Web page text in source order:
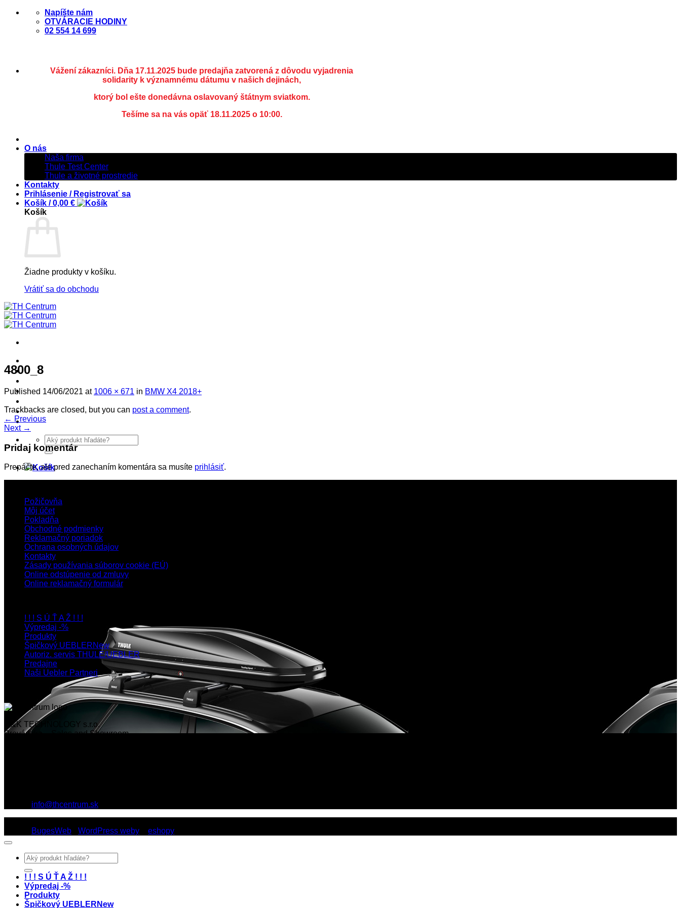
Skip
Napíšte nám
OTVÁRACIE HODINY
02 554 14 699
Vážení zákazníci. Dňa 17.11.2025 bude predajňa zatvorená z dôvodu vyjadrenia
solidarity k významnému dátumu v našich dejinách,
ktorý bol ešte donedávna oslavovaný štátnym sviatkom.
Tešíme sa na vás opäť 18.11.2025 o 10:00.
O nás
Naša firma
Thule Test Center
Thule a životné prostredie
Kontakty
Prihlásenie / Registrovať sa
Košík /0,00 €
Košík
Žiadne produkty v košíku.
Vrátiť sa do obchodu
Výpredaj -%
Špičkový UEBLER
Predajne
Naši Uebler Partneri
Hľadať:
4800_8
Published 14/06/2021 at 1006 × 671 in BMW X4 2018+
Trackbacks are closed, but you can post a comment.
← Previous
Next →
Pridaj komentár
Prepáčte, ale pred zanechaním komentára sa musíte prihlásiť.
Požičovňa
Môj účet
Pokladňa
Obchodné podmienky
Reklamačný poriadok
Ochrana osobných údajov
Kontakty
Zásady používania súborov cookie (EÚ)
Online odstúpenie od zmluvy
Online reklamačný formulár
! ! ! S Ú Ť A Ž ! ! !
Výpredaj -%
Produkty
Špičkový UEBLER
Autoriz. servis THULE/UEBLER
Predajne
Naši Uebler Partneri
M&K TECHNOLOGY s.r.o.
Prevádzka – Sales and Showroom
info@thcentrum.sk
BugesWeb WordPress weby eshopy
Hľadať:
! ! ! S Ú Ť A Ž ! ! !
Výpredaj -%
Produkty
Špičkový UEBLER